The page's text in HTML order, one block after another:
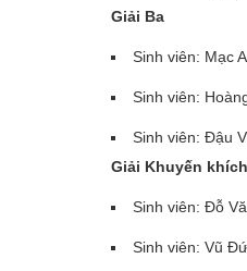
Giải Ba
Sinh viên: Mạc
Sinh viên:
Sinh viên: Đậu
Giải Khuyến khích
Sinh viên: Đỗ
Sinh viên: Vũ